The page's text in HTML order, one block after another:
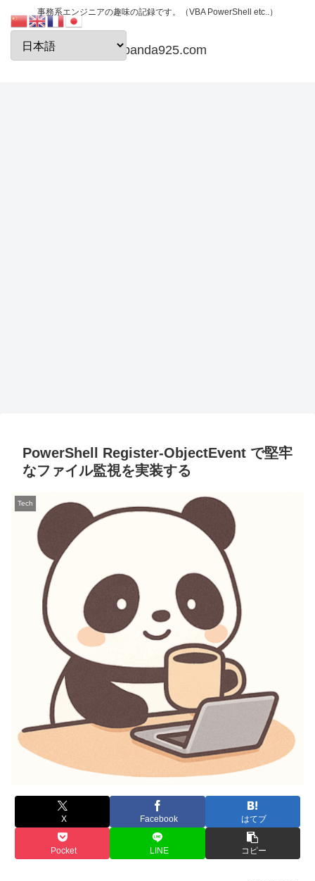
事務系エンジニアの趣味の記録です。（VBA PowerShell etc..）
papanda925.com
PowerShell Register-ObjectEvent で堅牢
なファイル監視を実装する
Tech
X Facebook はてブ
Pocket LINE コピー